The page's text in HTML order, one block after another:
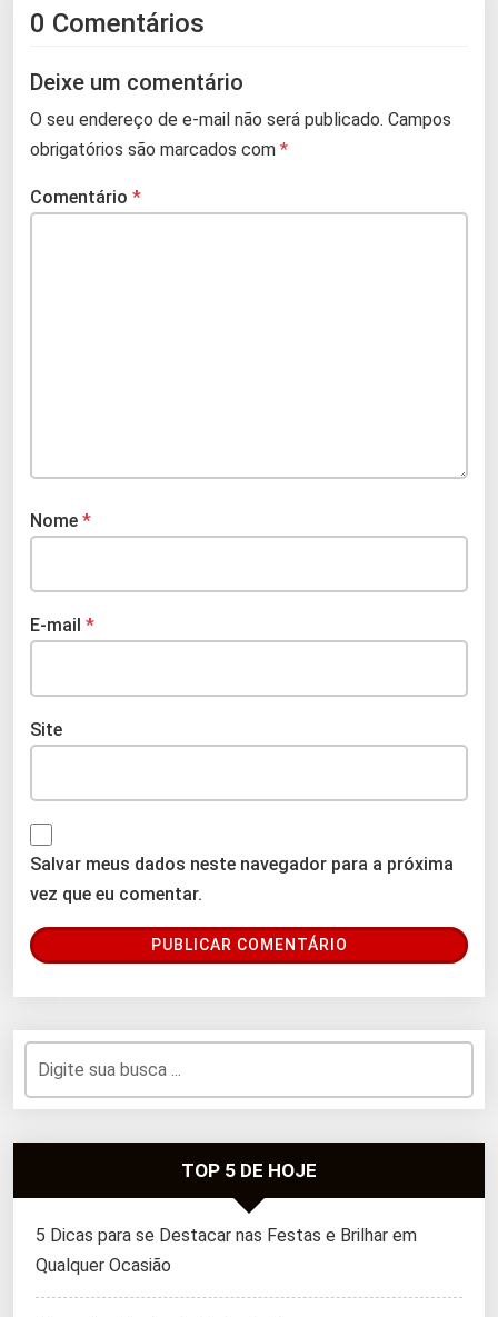
0 Comentários
Deixe um comentário
O seu endereço de e-mail não será publicado. Campos
obrigatórios são marcados com *
Comentário *
Nome *
E-mail *
Site
Salvar meus dados neste navegador para a próxima
vez que eu comentar.
TOP 5 DE HOJE
5 Dicas para se Destacar nas Festas e Brilhar em
Qualquer Ocasião